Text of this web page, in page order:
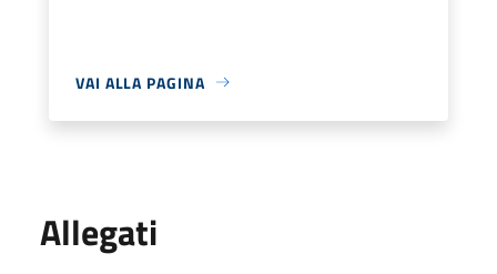
VAI ALLA PAGINA
Allegati